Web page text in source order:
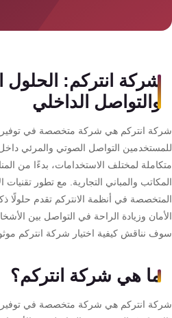
شركة انتركم: الحلول
والتواصل الداخلي
انتركم هي شركة متخصصة في توفير
التواصل الصوتي والمرئي داخل
لمختلف الاستخدامات، بدءًا من
والمباني التجارية. مع تطور تقنيات
في أنظمة الانتركم تقدم حلولًا
وزيادة الراحة في التواصل بين
نناقش كيفية اختيار شركة انتركم
ما هي شركة انتركم؟
انتركم هي شركة متخصصة في توفير
هوم
سيستم
أمنية
للشركات
والمصانع
جهاز
بصمة
والانصراف
تقوية